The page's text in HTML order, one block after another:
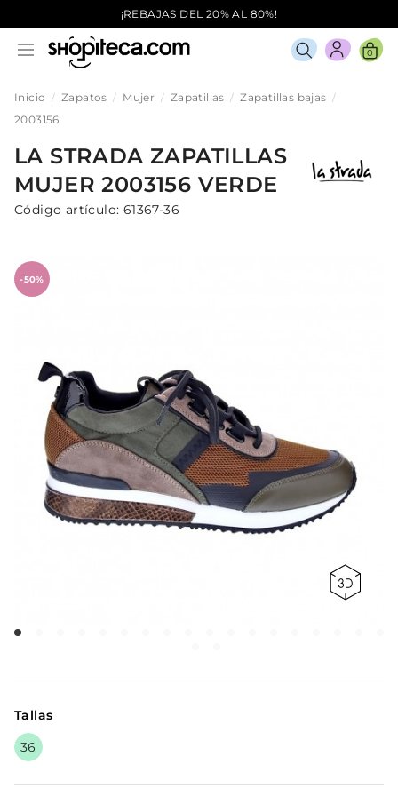
¡REBAJAS DEL 20% AL 80%!
0
Inicio Zapatos Mujer Zapatillas
Zapatillas bajas
2003156
LA STRADA ZAPATILLAS
MUJER2003156 VERDE
Código artículo: 61367-36
-50%
Tallas
36